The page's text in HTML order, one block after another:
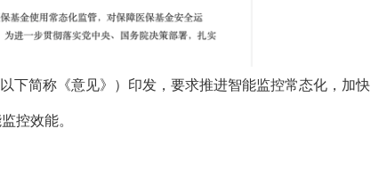
下简称《意见》）印发，要求推进智能监控常态化，加快
控效能。